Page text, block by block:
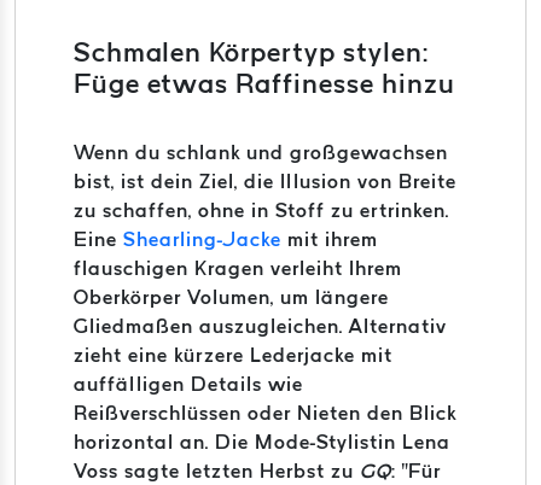
Schmalen Körpertyp stylen:
Füge etwas Raffinesse hinzu
Wenn du schlank und großgewachsen
bist, ist dein Ziel, die Illusion von Breite
zu schaffen, ohne in Stoff zu ertrinken.
Eine Shearling-Jacke mit ihrem
flauschigen Kragen verleiht Ihrem
Oberkörper Volumen, um längere
Gliedmaßen auszugleichen. Alternativ
zieht eine kürzere Lederjacke mit
auffälligen Details wie
Reißverschlüssen oder Nieten den Blick
horizontal an. Die Mode-Stylistin Lena
Voss sagte letzten Herbst zu GQ: "Für